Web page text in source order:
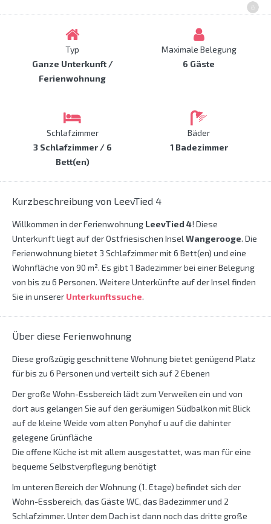
Typ
Ganze Unterkunft /
Ferienwohnung
Maximale Belegung
6 Gäste
Schlafzimmer
3 Schlafzimmer / 6
Bett(en)
Bäder
1 Badezimmer
Kurzbeschreibung von LeevTied 4
Willkommen in der Ferienwohnung LeevTied 4! Diese
Unterkunft liegt auf der Ostfriesischen Insel Wangerooge. Die
Ferienwohnung bietet 3 Schlafzimmer mit 6 Bett(en) und eine
Wohnfläche von 90 m². Es gibt 1 Badezimmer bei einer Belegung
von bis zu 6 Personen. Weitere Unterkünfte auf der Insel finden
Sie in unserer Unterkunftssuche.
Über diese Ferienwohnung
Diese großzügig geschnittene Wohnung bietet genügend Platz
für bis zu 6 Personen und verteilt sich auf 2 Ebenen
Der große Wohn-Essbereich lädt zum Verweilen ein und von
dort aus gelangen Sie auf den geräumigen Südbalkon mit Blick
auf de kleine Weide vom alten Ponyhof u auf die dahinter
gelegene Grünfläche
Die offene Küche ist mit allem ausgestattet, was man für eine
bequeme Selbstverpflegung benötigt
Im unteren Bereich der Wohnung (1. Etage) befindet sich der
Wohn-Essbereich, das Gäste WC, das Badezimmer und 2
Schlafzimmer. Unter dem Dach ist dann noch das dritte große